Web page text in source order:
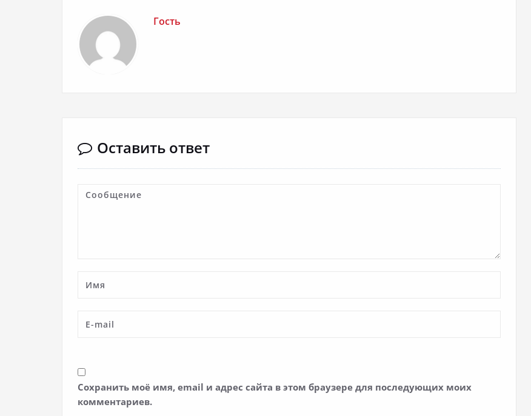
Гость
Оставить ответ
Сохранить моё имя, email и адрес сайта в этом браузере для последующих моих
комментариев.